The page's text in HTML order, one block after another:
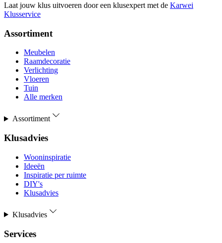
Laat jouw klus uitvoeren door een klusexpert met de Karwei
Klusservice
Assortiment
Meubelen
Raamdecoratie
Verlichting
Vloeren
Tuin
Alle merken
Assortiment
Klusadvies
Wooninspiratie
Ideeën
Inspiratie per ruimte
DIY's
Klusadvies
Klusadvies
Services